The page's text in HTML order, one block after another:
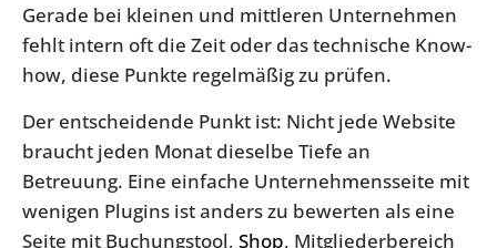
Gerade bei kleinen und mittleren Unternehmen
fehlt intern oft die Zeit oder das technische Know-
how, diese Punkte regelmäßig zu prüfen.
Der entscheidende Punkt ist: Nicht jede Website
braucht jeden Monat dieselbe Tiefe an
Betreuung. Eine einfache Unternehmensseite mit
wenigen Plugins ist anders zu bewerten als eine
Seite mit Buchungstool, Shop, Mitgliederbereich